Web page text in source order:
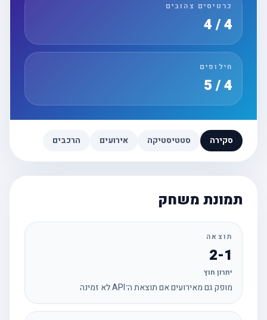
כרטיסים צהובים
חילופים
סקירה סטטיסטיקה אירועים הרכבים
תמונת משחק
תוצאה
2-1
יתרון חוץ
מופק גם מאירועים אם תוצאת ה־API לא זמינה